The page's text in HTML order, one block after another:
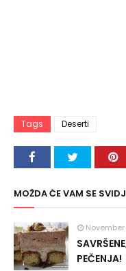
Tags Deserti
MOŽDA ĆE VAM SE
November
PEČENJA!